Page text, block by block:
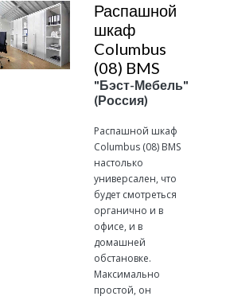
Распашной
шкаф
Columbus
(08) BMS
"Бэст-Мебель"
(Россия)
Распашной шкаф
Columbus (08) BMS
настолько
универсален, что
будет смотреться
органично и в
офисе, и в
домашней
обстановке.
Максимально
простой, он